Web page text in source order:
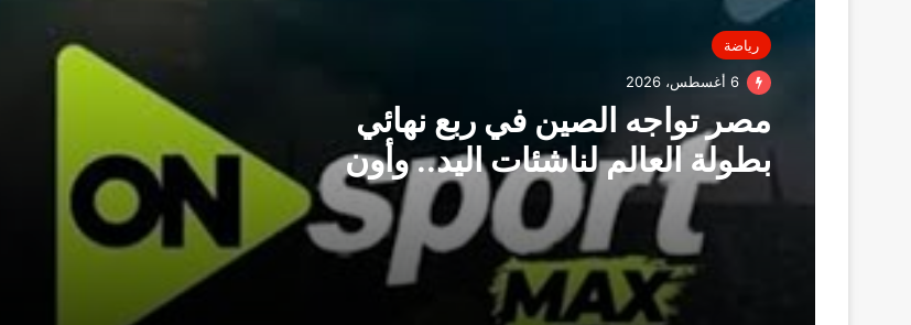
رياضة
6 أغسطس، 2026
مصر تواجه الصين في ربع نهائي
بطولة العالم لناشئات اليد.. وأون
سبورت ماكس تنقل اللقاء
الأهلي يترقب قرار محمد شريف بعد وصول
الزمالك يدرس موقف خوان بيزيرا بعد
اهتمام شباب الأهلي الإماراتي بضمه
أقوى 3 مباريات في الدور الأول من الدوري
الممتاز.. مواعيد المواجهات المنتظرة